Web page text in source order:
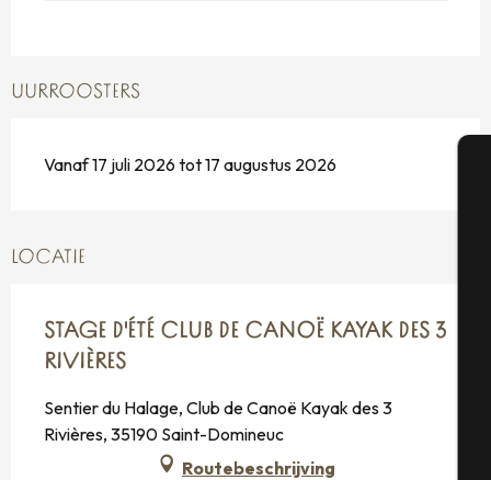
UURROOSTERS
Vanaf 17 juli 2026 tot 17 augustus 2026
LOCATIE
STAGE D'ÉTÉ CLUB DE CANOË KAYAK DES 3
RIVIÈRES
Sentier du Halage, Club de Canoë Kayak des 3
Rivières, 35190 Saint-Domineuc
Routebeschrijving